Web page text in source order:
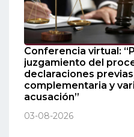
Conferencia virtual:
juzgamiento del
declaraciones
complementaria y
acusación”
03-08-2026